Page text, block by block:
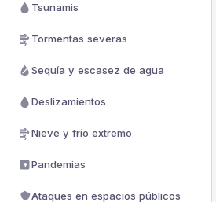
Tsunamis
Tormentas severas
Sequía y escasez de agua
Deslizamientos
Nieve y frío extremo
Pandemias
Ataques en espacios públicos